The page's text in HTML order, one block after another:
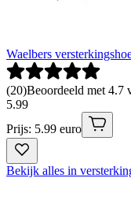
Waelbers
(20)Beoordeeld met 4.7
5.99
Prijs: 5.99 euro
Bekijk alles in